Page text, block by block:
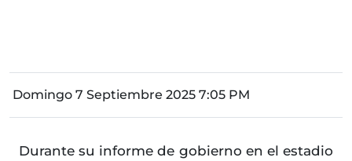
Domingo 7 Septiembre 2025 7:05 PM
Durante su informe de gobierno en el estadio